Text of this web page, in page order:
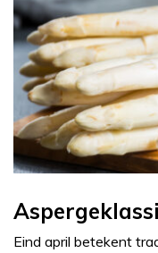
Eind april betekent